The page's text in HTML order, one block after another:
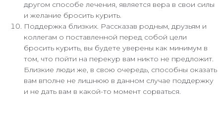
другом способе лечения, является вера в свои силы
и желание бросить курить.
Поддержка близких. Рассказав родным, друзьям и
коллегам о поставленной перед собой цели
бросить курить, вы будете уверены как минимум в
том, что пойти на перекур вам никто не предложит.
Близкие люди же, в свою очередь, способны оказать
вам вполне не лишнюю в данном случае поддержку
и не дать вам в какой-то момент сорваться.